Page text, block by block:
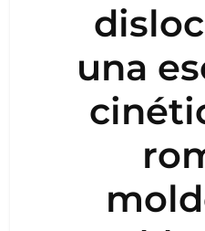
una